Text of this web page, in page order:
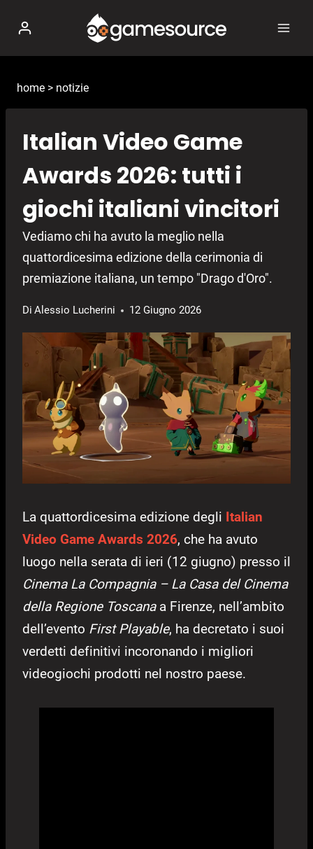
contenuto
home > notizie
Italian Video Game
Awards 2026: tutti i
giochi italiani vincitori
Vediamo chi ha avuto la meglio nella
quattordicesima edizione della cerimonia di
premiazione italiana, un tempo "Drago d'Oro".
Di Alessio Lucherini 12 Giugno 2026
La quattordicesima edizione degli Italian
Video Game Awards 2026, che ha avuto
luogo nella serata di ieri (12 giugno) presso il
Cinema La Compagnia – La Casa del Cinema
della Regione Toscanaa Firenze, nell’ambito
dell’evento First Playable, ha decretato i suoi
verdetti definitivi incoronando i migliori
videogiochi prodotti nel nostro paese.